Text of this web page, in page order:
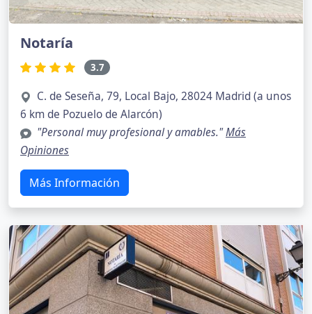
Notaría
3.7
C. de Seseña, 79, Local Bajo, 28024 Madrid (a unos
6 km de Pozuelo de Alarcón)
"Personal muy profesional y amables."Más
Opiniones
Más Información